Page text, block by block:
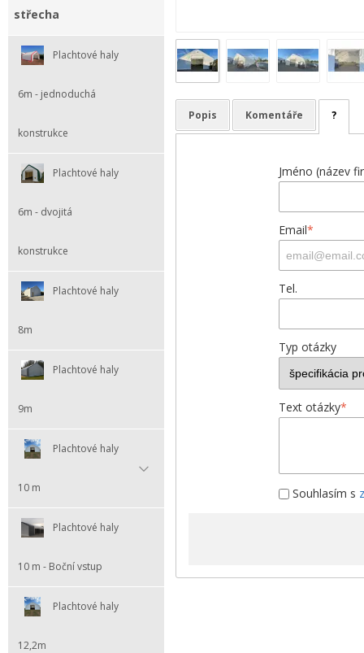
střecha
Plachtové haly
6m - jednoduchá
konstrukce
Plachtové haly
6m - dvojitá
konstrukce
Plachtové haly
8m
Plachtové haly
9m
Plachtové haly
10 m
Plachtové haly
10 m - Boční vstup
Plachtové haly
12,2m
Popis Komentáře ?
Jméno (název
Email*
Tel.
Typ otázky
Text otázky*
Souhlasím s